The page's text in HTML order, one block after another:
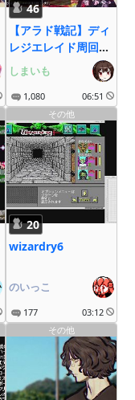
46
【アラド戦記】ディ
レジエレイド周回
（しまいもディレ
H）
しまいも
1,080
06:51
その他
20
wizardry6
のいっこ
177
03:12
その他